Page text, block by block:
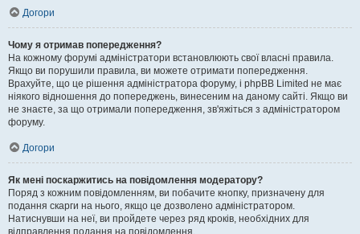
Догори
Чому я отримав попередження?
На кожному форумі адміністратори встановлюють свої власні правила.
Якщо ви порушили правила, ви можете отримати попередження.
Врахуйте, що це рішення адміністратора форуму, і phpBB Limited не має
ніякого відношення до попереджень, винесеним на даному сайті. Якщо ви
не знаєте, за що отримали попередження, зв'яжіться з адміністратором
форуму.
Догори
Як мені поскаржитись на повідомлення модератору?
Поряд з кожним повідомленням, ви побачите кнопку, призначену для
подання скарги на нього, якщо це дозволено адміністратором.
Натиснувши на неї, ви пройдете через ряд кроків, необхідних для
відправлення подання на повідомлення.